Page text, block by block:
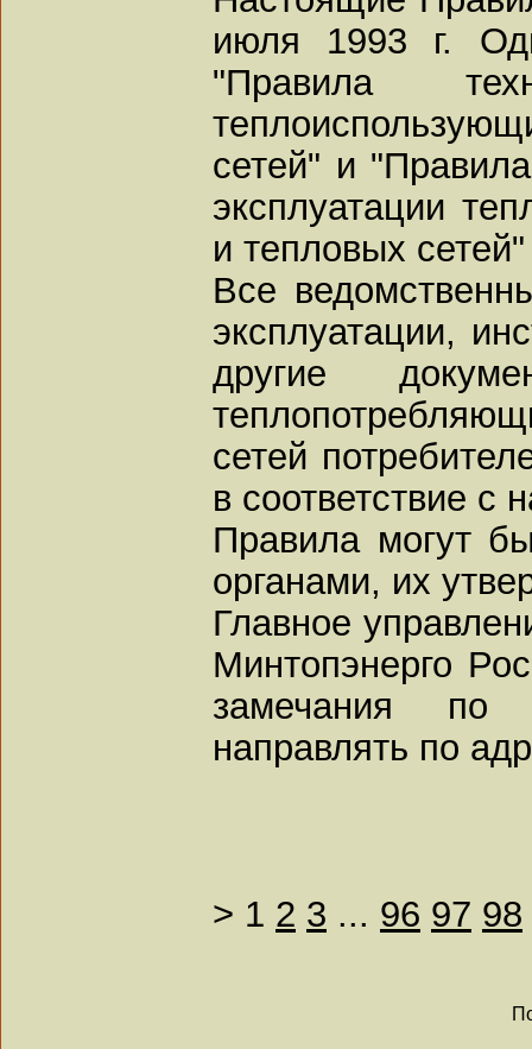
июля 1993 г.
"Правила
сетей" и
эксплуатации
и тепловых
Все
эксплуатации,
другие
сетей
в соответствие
Правила могут
органами, их
Главное
Минтопэнерго
замечания
направлять по
> 1 2 3 ... 96 97 98